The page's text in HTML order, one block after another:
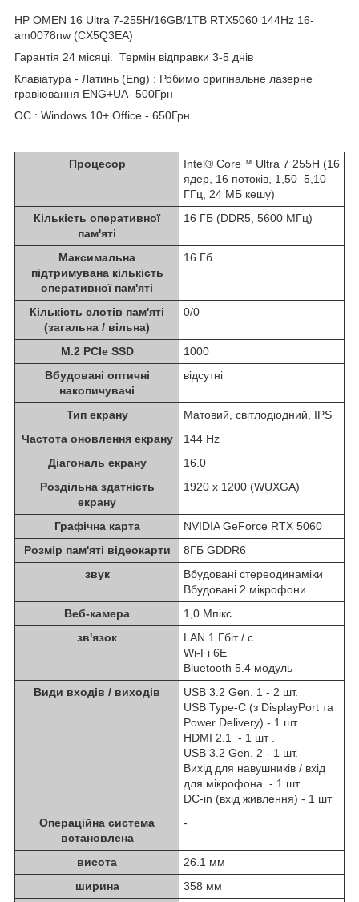
HP OMEN 16 Ultra 7-255H/16GB/1TB RTX5060 144Hz 16-
am0078nw (CX5Q3EA)
Гарантія 24 місяці. Термін відправки 3-5 днів
Клавіатура - Латинь (Eng) : Робимо оригінальне лазерне
гравіювання ENG+UA- 500Грн
ОС : Windows 10+ Office - 650Грн
Процесор
Intel® Core™ Ultra 7 255H (16
ядер, 16 потоків, 1,50–5,10
ГГц, 24 МБ кешу)
Кількість оперативної
пам'яті
16 ГБ (DDR5, 5600 МГц)
Максимальна
підтримувана кількість
оперативної пам'яті
16 Гб
Кількість слотів пам'яті
(загальна / вільна)
0/0
M.2 PCIe SSD
1000
Вбудовані оптичні
накопичувачі
відсутні
Тип екрану
Матовий, світлодіодний, IPS
Частота оновлення екрану
144 Hz
Діагональ екрану
16.0
Роздільна здатність
екрану
1920 x 1200 (WUXGA)
Графічна карта
NVIDIA GeForce RTX 5060
Розмір пам'яті відеокарти
8ГБ GDDR6
звук
Вбудовані стереодинаміки
Вбудовані 2 мікрофони
Веб-камера
1,0 Мпікс
зв'язок
LAN 1 Гбіт / с
Wi-Fi 6Е
Bluetooth 5.4 модуль
Види входів / виходів
USB 3.2 Gen. 1 - 2 шт.
USB Type-C (з DisplayPort та
Power Delivery) - 1 шт.
HDMI 2.1 - 1 шт .
USB 3.2 Gen. 2 - 1 шт.
Вихід для навушників / вхід
для мікрофона - 1 шт.
DC-in (вхід живлення) - 1 шт
Операційна система
встановлена
-
висота
26.1 мм
ширина
358 мм